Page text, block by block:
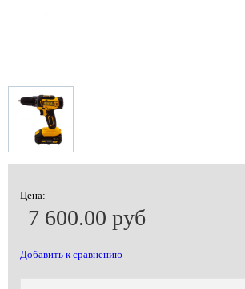
Цена:
7 600.00 руб
Добавить к сравнению